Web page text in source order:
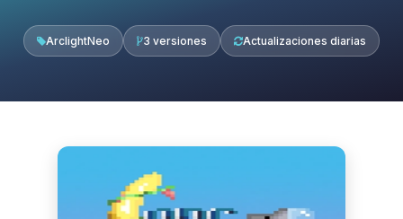
ArclightNeo 3 versiones Actualizaciones diarias